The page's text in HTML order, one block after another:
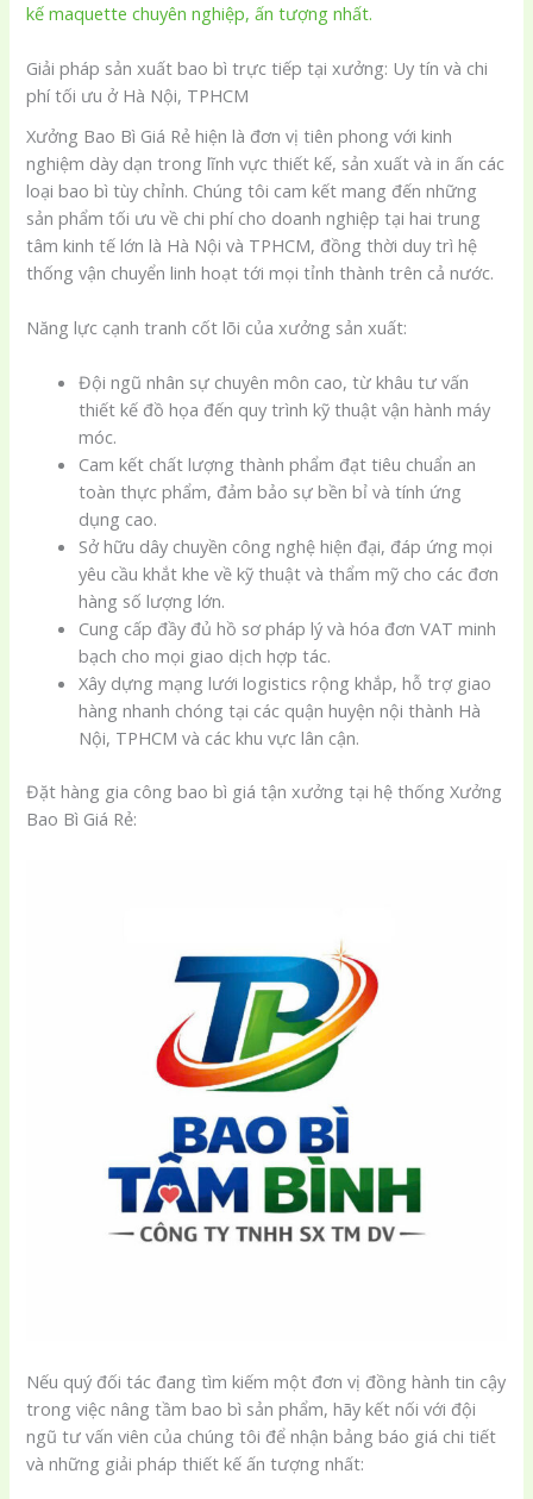
kế maquette chuyên nghiệp, ấn tượng nhất.
Giải pháp sản xuất bao bì trực tiếp tại xưởng: Uy tín và chi
phí tối ưu ở Hà Nội, TPHCM
Xưởng Bao Bì Giá Rẻ hiện là đơn vị tiên phong với kinh
nghiệm dày dạn trong lĩnh vực thiết kế, sản xuất và in ấn các
loại bao bì tùy chỉnh. Chúng tôi cam kết mang đến những
sản phẩm tối ưu về chi phí cho doanh nghiệp tại hai trung
tâm kinh tế lớn là Hà Nội và TPHCM, đồng thời duy trì hệ
thống vận chuyển linh hoạt tới mọi tỉnh thành trên cả nước.
Năng lực cạnh tranh cốt lõi của xưởng sản xuất:
Đội ngũ nhân sự chuyên môn cao, từ khâu tư vấn
thiết kế đồ họa đến quy trình kỹ thuật vận hành máy
móc.
Cam kết chất lượng thành phẩm đạt tiêu chuẩn an
toàn thực phẩm, đảm bảo sự bền bỉ và tính ứng
dụng cao.
Sở hữu dây chuyền công nghệ hiện đại, đáp ứng mọi
yêu cầu khắt khe về kỹ thuật và thẩm mỹ cho các đơn
hàng số lượng lớn.
Cung cấp đầy đủ hồ sơ pháp lý và hóa đơn VAT minh
bạch cho mọi giao dịch hợp tác.
Xây dựng mạng lưới logistics rộng khắp, hỗ trợ giao
hàng nhanh chóng tại các quận huyện nội thành Hà
Nội, TPHCM và các khu vực lân cận.
Đặt hàng gia công bao bì giá tận xưởng tại hệ thống Xưởng
Bao Bì Giá Rẻ:
Nếu quý đối tác đang tìm kiếm một đơn vị đồng hành tin cậy
trong việc nâng tầm bao bì sản phẩm, hãy kết nối với đội
ngũ tư vấn viên của chúng tôi để nhận bảng báo giá chi tiết
và những giải pháp thiết kế ấn tượng nhất: